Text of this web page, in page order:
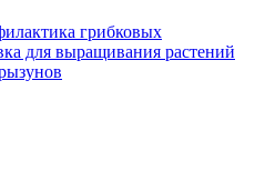
грибковых
для выращивания растений